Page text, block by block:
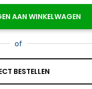
AAN WINKELWAGEN
of
BESTELLEN